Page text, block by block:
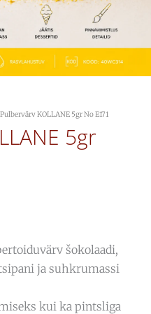
KOLLANE 5gr No E171
5gr
šokolaadi,
ja suhkrumassi
kui ka pintsliga